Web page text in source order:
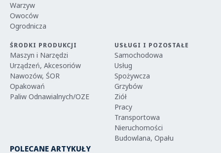
Warzyw
Owoców
Ogrodnicza
ŚRODKI PRODUKCJI
Maszyn i Narzędzi
Urządzeń, Akcesoriów
Nawozów, ŚOR
Opakowań
Paliw Odnawialnych/OZE
USŁUGI I POZOSTAŁE
Samochodowa
Usług
Spożywcza
Grzybów
Ziół
Pracy
Transportowa
Nieruchomości
Budowlana, Opału
POLECANE ARTYKUŁY